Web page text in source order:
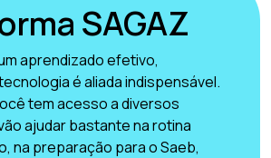
SAGAZ
aprendizado efetivo,
é aliada indispensável.
tem acesso a diversos
ajudar bastante na rotina
na preparação para o Saeb,